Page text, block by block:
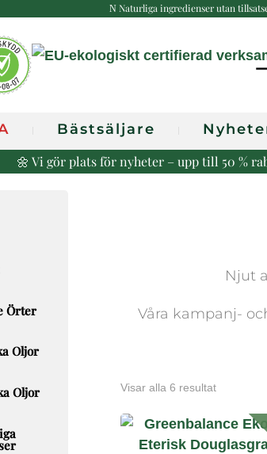
N Naturliga ingredienser utan
Bästsäljare
🌼 Vi gör plats för nyheter – upp till 50 %
Örter
Oljor
Oljor
Njut
Våra kampanj-
Visar alla 6 resultat